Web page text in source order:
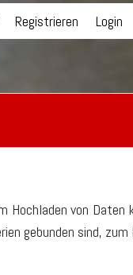
Registrieren Login
Hochladen von Daten
gebunden sind, zum